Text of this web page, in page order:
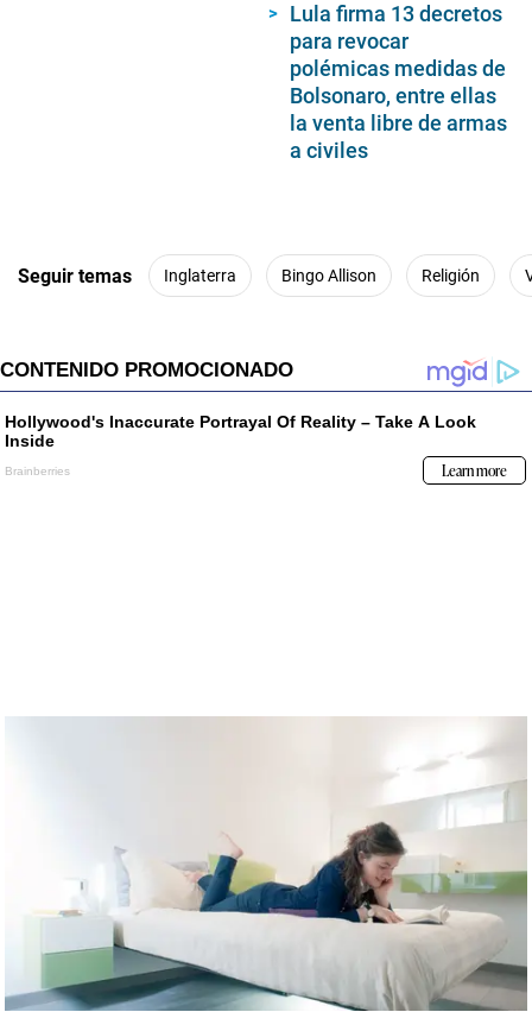
Lula firma 13 decretos
para revocar
polémicas medidas de
Bolsonaro, entre ellas
la venta libre de armas
a civiles
Seguir temas Inglaterra Bingo Allison Religión